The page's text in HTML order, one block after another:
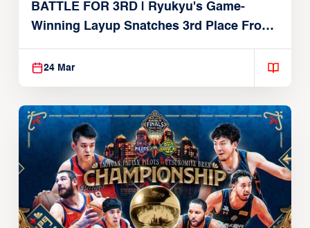
BATTLE FOR 3RD | Ryukyu's Game-
Winning Layup Snatches 3rd Place From
Alvark
24 Mar